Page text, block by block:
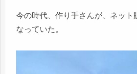
今の時代、作り手さんが、ネット
なっていた。